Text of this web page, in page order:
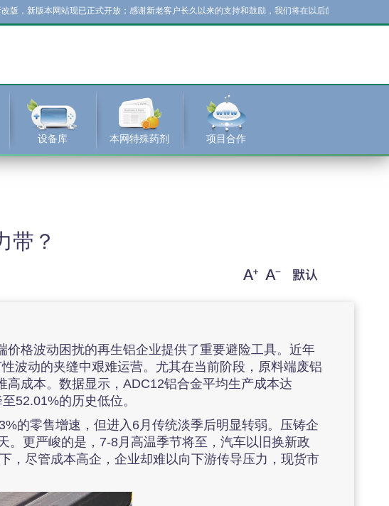
本网站现已正式开放；感谢新老客户长久以来的支持和鼓励，我们将在以后的工作中不断改进，积
设备库 本网特殊药剂 项目合作
带？
价格波动困扰的再生铝企业提供了重要避险工具。近年
波动的夹缝中艰难运营。尤其在当前阶段，原料端废铝
高成本。数据显示，ADC12铝合金平均生产成本达
52.01%的历史低位。
的零售增速，但进入6月传统淡季后明显转弱。压铸企
。更严峻的是，7-8月高温季节将至，汽车以旧换新政
，尽管成本高企，企业却难以向下游传导压力，现货市